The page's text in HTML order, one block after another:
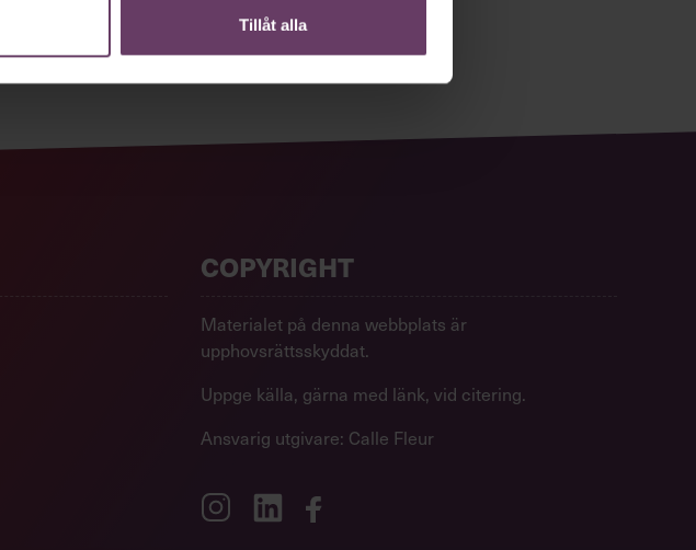
Tillåt alla
COPYRIGHT
Materialet på denna webbplats är
upphovsrättsskyddat.
Uppge källa, gärna med länk, vid citering.
Ansvarig utgivare: Calle Fleur